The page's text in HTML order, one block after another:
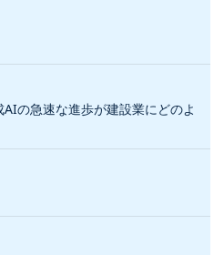
AIの急速な進歩が建設業にどのよ